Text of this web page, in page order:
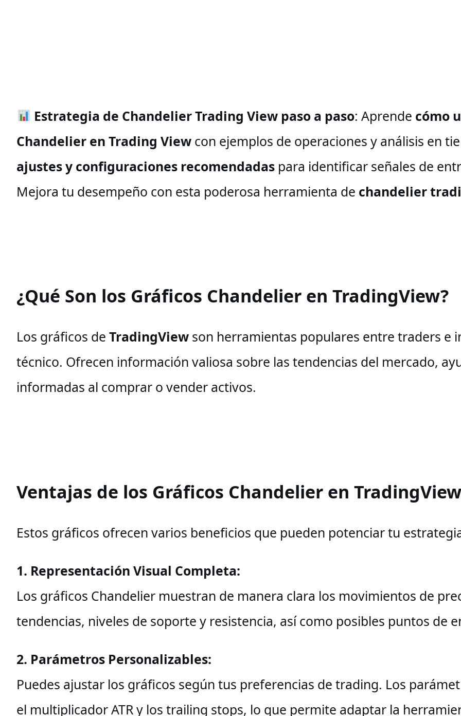
Estrategia de Chandelier Trading View paso a paso: Aprende cómo
Chandelier en Trading View con ejemplos de operaciones y análisis en
ajustes y configuraciones recomendadas para identificar señales de
Mejora tu desempeño con esta poderosa herramienta de chandelier
¿Qué Son los Gráficos Chandelier en TradingView?
Los gráficos de TradingView son herramientas populares entre traders e
técnico. Ofrecen información valiosa sobre las tendencias del mercado,
informadas al comprar o vender activos.
Ventajas de los Gráficos Chandelier en TradingView
Estos gráficos ofrecen varios beneficios que pueden potenciar tu
1. Representación Visual Completa:
Los gráficos Chandelier muestran de manera clara los movimientos de
tendencias, niveles de soporte y resistencia, así como posibles puntos de
2. Parámetros Personalizables:
Puedes ajustar los gráficos según tus preferencias de trading. Los
el multiplicador ATR y los trailing stops, lo que permite adaptar la